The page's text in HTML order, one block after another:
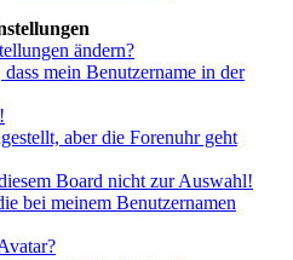
ändern?
mein Benutzername in der
aber die Forenuhr geht
Board nicht zur Auswahl!
bei meinem Benutzernamen